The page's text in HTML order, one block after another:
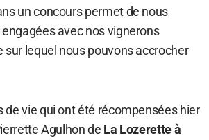
un concours permet de nous
avec nos vignerons
sur lequel nous pouvons accrocher
vie qui ont été récompensées hier
Agulhon de La Lozerette à